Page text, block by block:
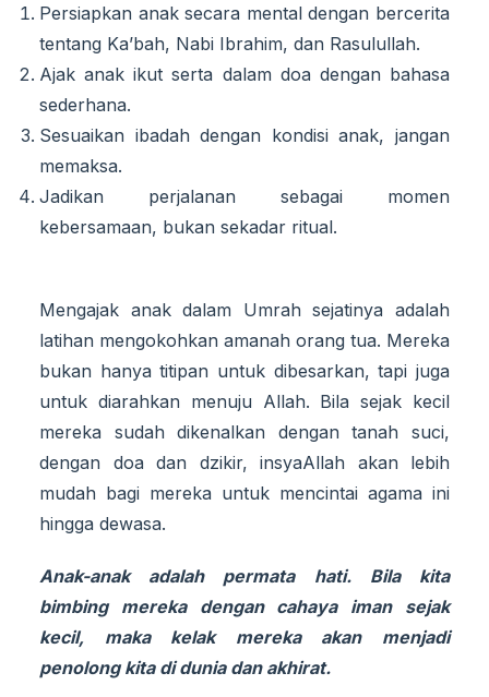
Persiapkan anak secara mental dengan bercerita
tentang Ka’bah, Nabi Ibrahim, dan Rasulullah.
Ajak anak ikut serta dalam doa dengan bahasa
sederhana.
Sesuaikan ibadah dengan kondisi anak, jangan
memaksa.
Jadikan perjalanan sebagai momen
kebersamaan, bukan sekadar ritual.
Mengajak anak dalam Umrah sejatinya adalah
latihan mengokohkan amanah orang tua. Mereka
bukan hanya titipan untuk dibesarkan, tapi juga
untuk diarahkan menuju Allah. Bila sejak kecil
mereka sudah dikenalkan dengan tanah suci,
dengan doa dan dzikir, insyaAllah akan lebih
mudah bagi mereka untuk mencintai agama ini
hingga dewasa.
Anak-anak adalah permata hati. Bila kita
bimbing mereka dengan cahaya iman sejak
kecil, maka kelak mereka akan menjadi
penolong kita di dunia dan akhirat.